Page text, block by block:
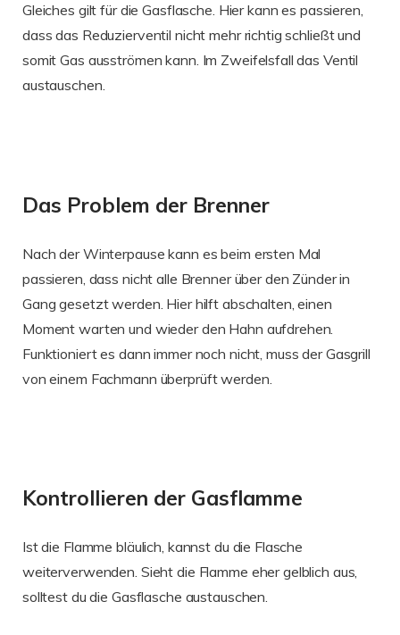
Gleiches gilt für die Gasflasche. Hier kann es passieren,
dass das Reduzierventil nicht mehr richtig schließt und
somit Gas ausströmen kann. Im Zweifelsfall das Ventil
austauschen.
Das Problem der Brenner
Nach der Winterpause kann es beim ersten Mal
passieren, dass nicht alle Brenner über den Zünder in
Gang gesetzt werden. Hier hilft abschalten, einen
Moment warten und wieder den Hahn aufdrehen.
Funktioniert es dann immer noch nicht, muss der Gasgrill
von einem Fachmann überprüft werden.
Kontrollieren der Gasflamme
Ist die Flamme bläulich, kannst du die Flasche
weiterverwenden. Sieht die Flamme eher gelblich aus,
solltest du die Gasflasche austauschen.